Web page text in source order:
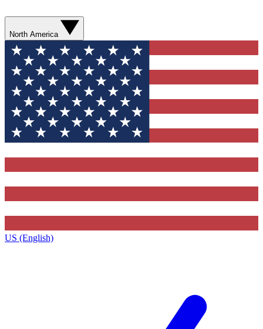
North America
US (English)